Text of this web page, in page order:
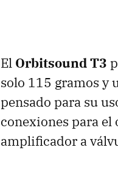
El Orbitsound T3
solo 115 gramos y
pensado para su
conexiones para
amplificador a